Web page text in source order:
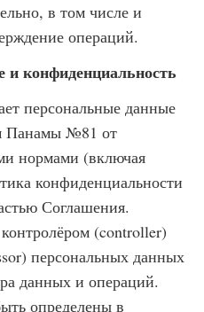
в том числе и
операций.
конфиденциальность
персональные данные
Панамы №81 от
нормами (включая
конфиденциальности
Соглашения.
(controller)
персональных данных
данных и операций.
определены в